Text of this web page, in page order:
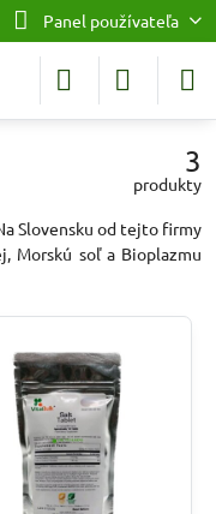
Panel používateľa
3
produkty
Slovensku od tejto firmy
Morskú soľ a Bioplazmu